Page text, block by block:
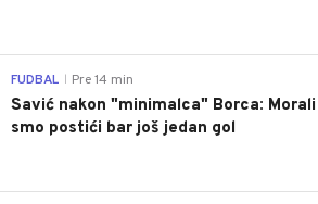
FUDBAL Pre 14 min
Savić nakon "minimalca" Borca: Morali
smo postići bar još jedan gol